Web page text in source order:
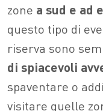
zone a sud e ad
questo tipo di
riserva sono
di spiacevoli
spaventare o
visitare quelle